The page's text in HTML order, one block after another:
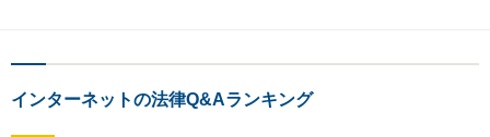
インターネットの法律Q&Aランキング